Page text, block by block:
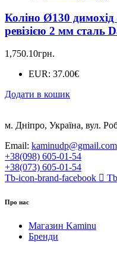
Коліно Ø130 димохід
ревізією 2 мм сталь
1,750.10грн.
EUR: 37.00€
Додати в кошик
м. Дніпро, Україна, вул.
Email: kaminudp@gmail.com
+38(098) 605-01-54
+38(073) 605-01-54
Tb-icon-brand-facebook
Про нас
Магазин Kaminu
Бренди